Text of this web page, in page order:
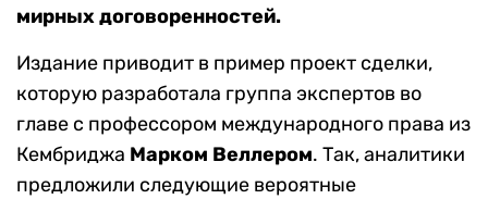
мирных договоренностей.
Издание приводит в пример проект сделки,
которую разработала группа экспертов во
главе с профессором международного права из
Кембриджа Марком Веллером. Так, аналитики
предложили следующие вероятные